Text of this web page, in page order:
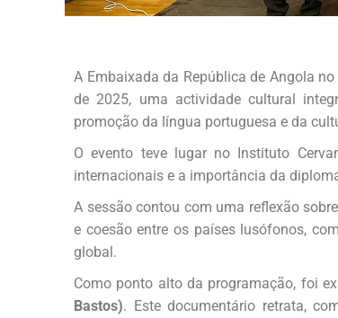
A Embaixada da República de Angola
de 2025, uma actividade cultural
promoção da língua portuguesa e da
O evento teve lugar no Instituto
internacionais e a importância da
A sessão contou com uma reflexão
e coesão entre os países lusófonos,
global.
Como ponto alto da programação, foi
Bastos). Este documentário retrata,